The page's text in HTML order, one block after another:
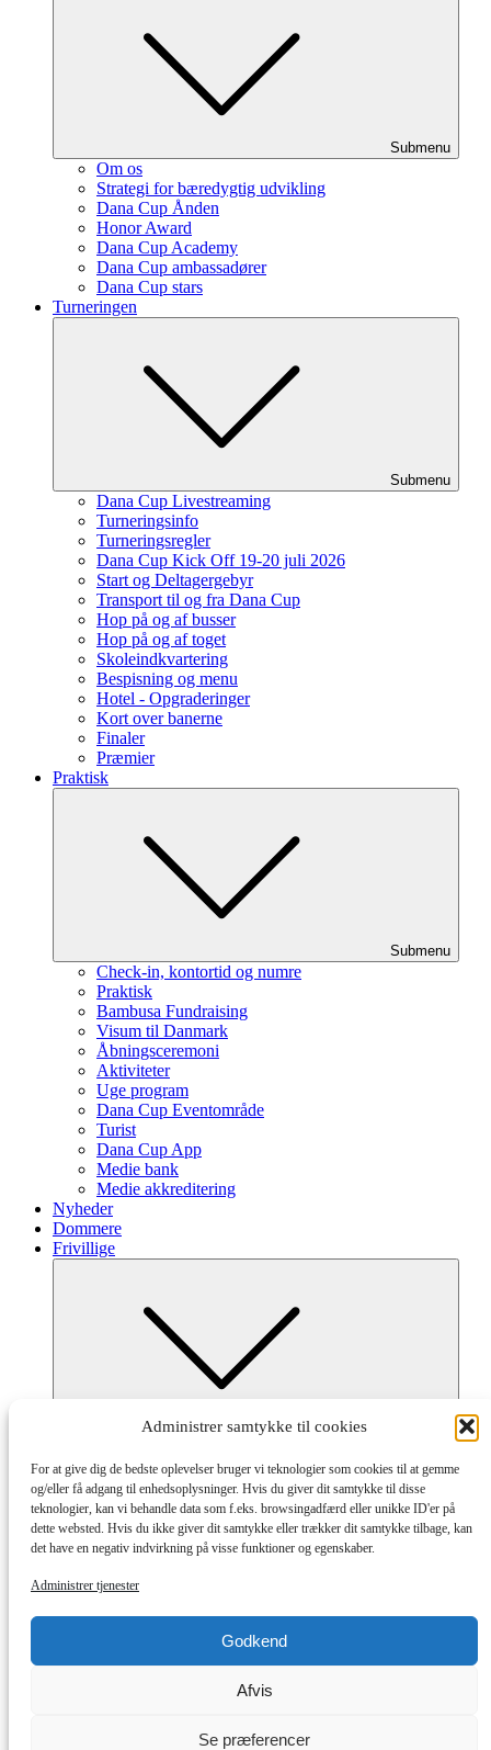
Administrer samtykke til cookies
For at give dig de bedste oplevelser bruger vi teknologier som cookies til at gemme
og/eller få adgang til enhedsoplysninger. Hvis du giver dit samtykke til disse
teknologier, kan vi behandle data som f.eks. browsingadfærd eller unikke ID'er på
dette websted. Hvis du ikke giver dit samtykke eller trækker dit samtykke tilbage, kan
det have en negativ indvirkning på visse funktioner og egenskaber.
Administrer tjenester
Godkend
Afvis
Se præferencer
Submenu
Om os
Strategi for bæredygtig udvikling
Dana Cup Ånden
Honor Award
Dana Cup Academy
Dana Cup ambassadører
Dana Cup stars
Turneringen
Submenu
Dana Cup Livestreaming
Turneringsinfo
Turneringsregler
Dana Cup Kick Off 19-20 juli 2026
Start og Deltagergebyr
Transport til og fra Dana Cup
Hop på og af busser
Hop på og af toget
Skoleindkvartering
Bespisning og menu
Hotel - Opgraderinger
Kort over banerne
Finaler
Præmier
Praktisk
Submenu
Check-in, kontortid og numre
Praktisk
Bambusa Fundraising
Visum til Danmark
Åbningsceremoni
Aktiviteter
Uge program
Dana Cup Eventområde
Turist
Dana Cup App
Medie bank
Medie akkreditering
Nyheder
Dommere
Frivillige
Afdelinger og tilmelding
Hvordan og Hjælpeguides
Partnere